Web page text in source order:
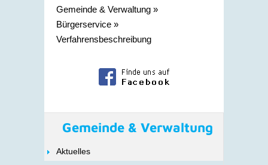
Gemeinde & Verwaltung »
Bürgerservice »
Verfahrensbeschreibung
Gemeinde & Verwaltung
Aktuelles